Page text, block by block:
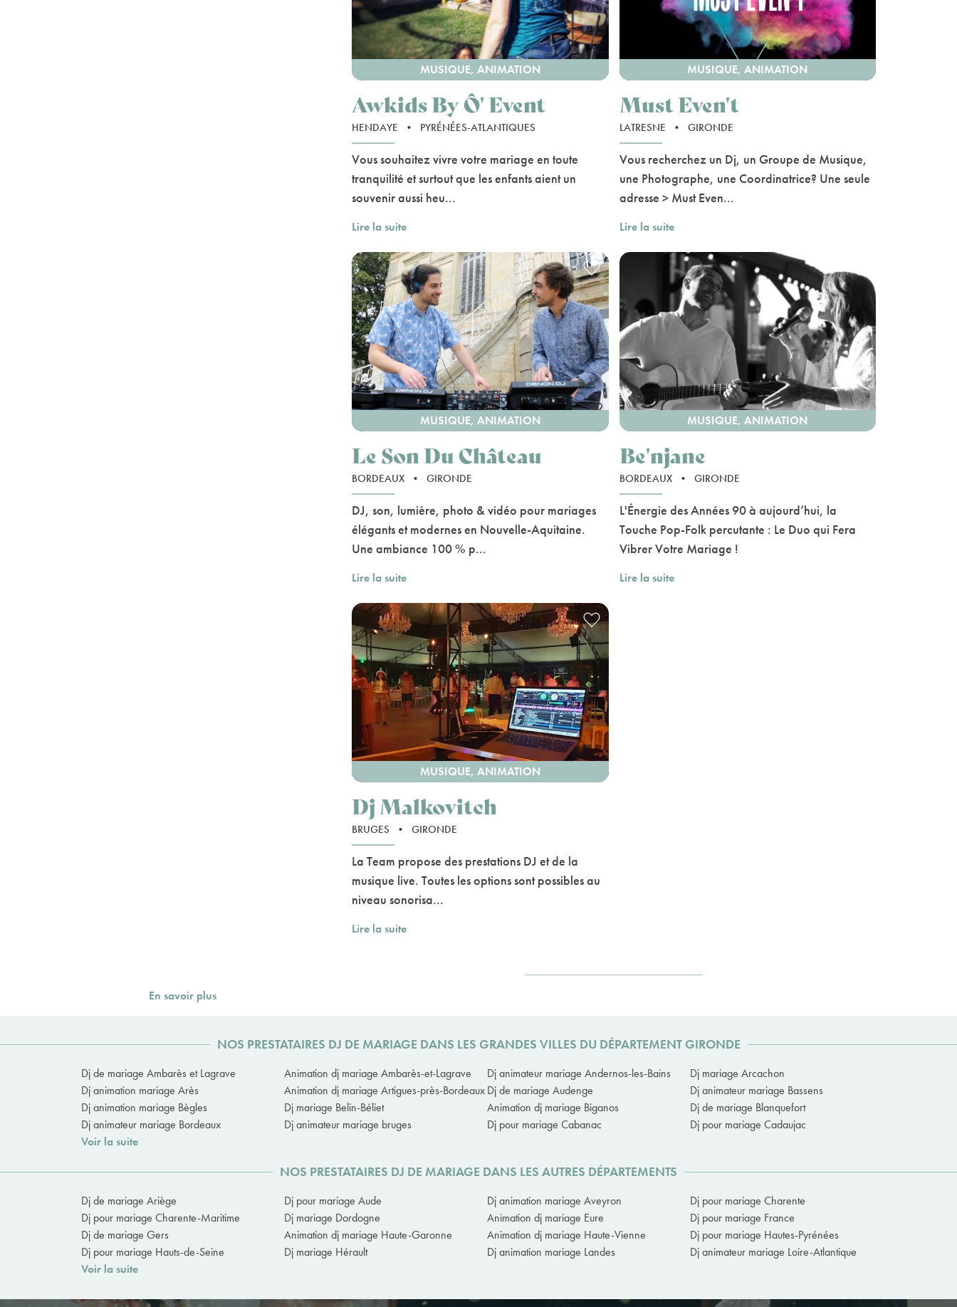
MUSIQUE, ANIMATION
Awkids By Ô' Event
HENDAYE • PYRÉNÉES-ATLANTIQUES
Vous souhaitez vivre votre mariage en toute
tranquilité et surtout que les enfants aient un
souvenir aussi heu...
Lire la suite
MUSIQUE, ANIMATION
Must Even't
LATRESNE • GIRONDE
Vous recherchez un Dj, un Groupe de Musique,
une Photographe, une Coordinatrice? Une seule
adresse > Must Even...
Lire la suite
MUSIQUE, ANIMATION
Le Son Du Château
BORDEAUX • GIRONDE
DJ, son, lumière, photo & vidéo pour mariages
élégants et modernes en Nouvelle-Aquitaine.
Une ambiance 100 % p...
Lire la suite
MUSIQUE, ANIMATION
Be'njane
BORDEAUX • GIRONDE
L'Énergie des Années 90 à aujourd’hui, la
Touche Pop-Folk percutante : Le Duo qui Fera
Vibrer Votre Mariage !
Lire la suite
MUSIQUE, ANIMATION
Dj Malkovitch
BRUGES • GIRONDE
La Team propose des prestations DJ et de la
musique live. Toutes les options sont possibles au
niveau sonorisa...
Lire la suite
En savoir plus
NOS PRESTATAIRES DJ DE MARIAGE DANS LES GRANDES VILLES DU DÉPARTEMENT GIRONDE
Dj de mariage Ambarès et Lagrave Animation dj mariage Ambarès-et-Lagrave Dj animateur mariage Andernos-les-Bains
Dj mariage Arcachon
Dj animation mariage Arès
Animation dj mariage Artigues-près-BordeauxDj de mariage Audenge
Dj animateur mariage Bassens
Dj animation mariage Bègles
Dj mariage Belin-Béliet Animation dj mariage Biganos
Dj de mariage Blanquefort
Dj animateur mariage Bordeaux
Dj animateur mariage bruges Dj pour mariage Cabanac
Dj pour mariage Cadaujac
Voir la suite
NOS PRESTATAIRES DJ DE MARIAGE DANS LES AUTRES DÉPARTEMENTS
Dj de mariage Ariège Dj pour mariage Aude Dj animation mariage Aveyron
Dj pour mariage Charente
Dj pour mariage Charente-Maritime
Dj mariage Dordogne Animation dj mariage Eure
Dj pour mariage France
Dj de mariage Gers
Animation dj mariage Haute-Garonne Animation dj mariage Haute-Vienne
Dj pour mariage Hautes-Pyrénées
Dj pour mariage Hauts-de-Seine
Dj mariage Hérault Dj animation mariage Landes
Dj animateur mariage Loire-Atlantique
Voir la suite